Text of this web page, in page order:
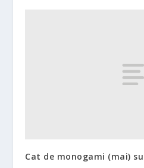
Cat de monogami (mai)